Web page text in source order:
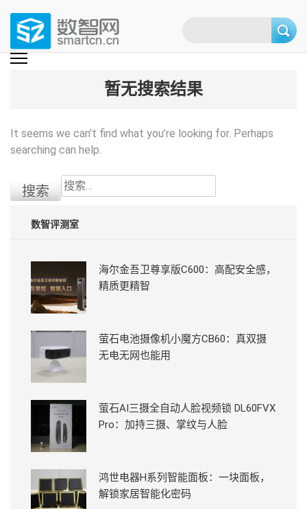
content
(Press
数智网
智能家居第一资讯门户 | 智能家居系统，智能家居产品，智能家居解决方
暂无搜索结果
It seems we can’t find what you’re looking for. Perhaps
searching can help.
搜
索：
数智评测室
海尔金吾卫尊享版C600：高配安全感，
精质更精智
萤石电池摄像机小魔方CB60：真双摄
无电无网也能用
萤石AI三摄全自动人脸视频锁 DL60FVX
Pro：加持三摄、掌纹与人脸
鸿世电器H系列智能面板：一块面板，
解锁家居智能化密码